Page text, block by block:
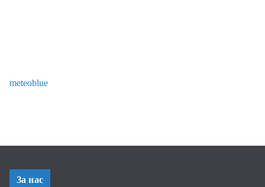
meteoblue
За нас